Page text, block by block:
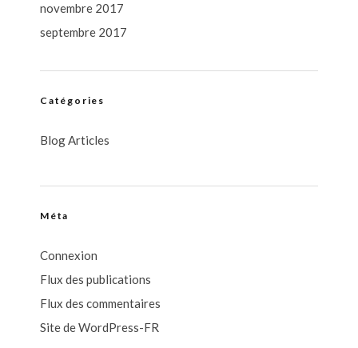
novembre 2017
septembre 2017
Catégories
Blog Articles
Méta
Connexion
Flux des publications
Flux des commentaires
Site de WordPress-FR